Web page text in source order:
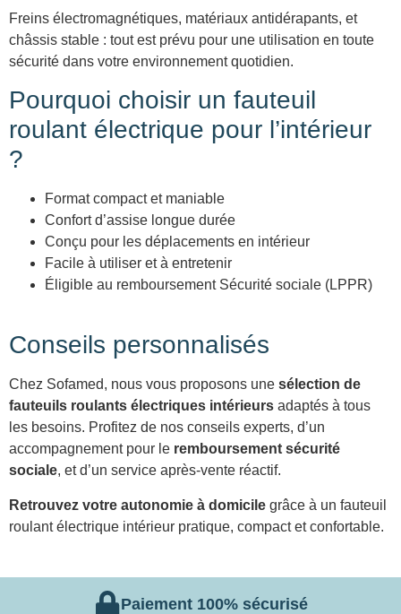
Freins électromagnétiques, matériaux antidérapants, et
châssis stable : tout est prévu pour une utilisation en toute
sécurité dans votre environnement quotidien.
Pourquoi choisir un fauteuil
roulant électrique pour l’intérieur
?
Format compact et maniable
Confort d’assise longue durée
Conçu pour les déplacements en intérieur
Facile à utiliser et à entretenir
Éligible au remboursement Sécurité sociale (LPPR)
Conseils personnalisés
Chez Sofamed, nous vous proposons une sélection de
fauteuils roulants électriques intérieurs adaptés à tous
les besoins. Profitez de nos conseils experts, d’un
accompagnement pour le remboursement sécurité
sociale, et d’un service après-vente réactif.
Retrouvez votre autonomie à domicile grâce à un fauteuil
roulant électrique intérieur pratique, compact et confortable.
Paiement 100% sécurisé